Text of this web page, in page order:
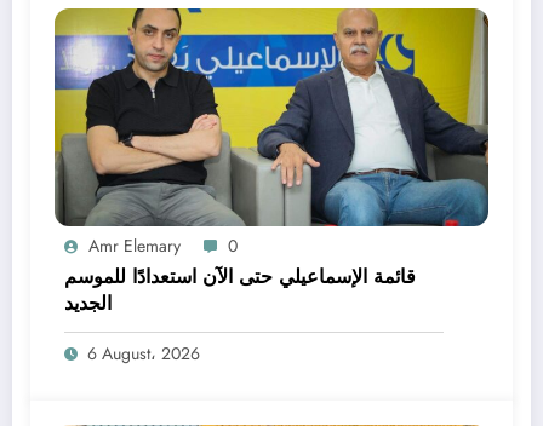
Amr Elemary 0
قائمة الإسماعيلي حتى الآن استعدادًا للموسم
الجديد
6 August، 2026